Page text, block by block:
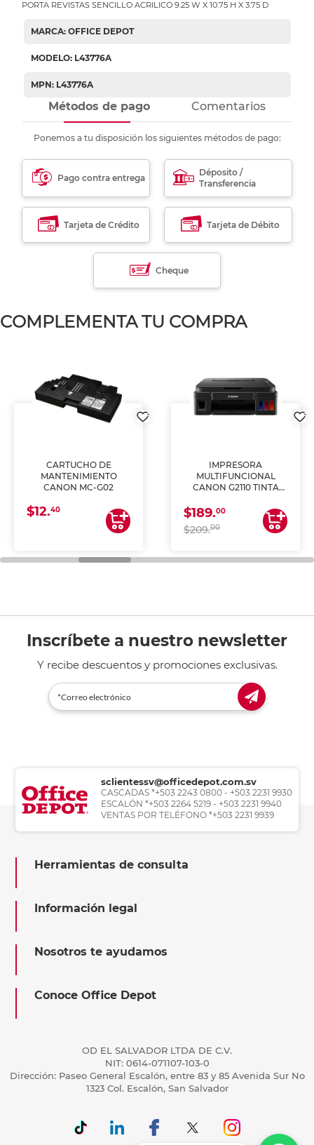
PORTA REVISTAS SENCILLO ACRILICO 9.25 W X 10.75 H X 3.75 D
MARCA: OFFICE DEPOT
MODELO: L43776A
MPN: L43776A
Métodos de pago Comentarios
Ponemos a tu disposición los siguientes métodos de pago:
Pago contra entrega
Déposito /
Transferencia
Tarjeta de Crédito Tarjeta de Débito
Cheque
COMPLEMENTA TU COMPRA
CARTUCHO DE
MANTENIMIENTO
CANON MC-G02
$12.40
IMPRESORA
MULTIFUNCIONAL
CANON G2110 TINTA
$189.00
$209.00
Inscríbete a nuestro newsletter
Y recibe descuentos y promociones exclusivas.
sclientessv@officedepot.com.sv
CASCADAS *+503 2243 0800 - +503 2231 9930
ESCALÓN *+503 2264 5219 - +503 2231 9940
VENTAS POR TELÉFONO *+503 2231 9939
Herramientas de consulta
Información legal
Nosotros te ayudamos
Conoce Office Depot
OD EL SALVADOR LTDA DE C.V.
NIT: 0614-071107-103-0
Dirección: Paseo General Escalón, entre 83 y 85 Avenida Sur No
1323 Col. Escalón, San Salvador